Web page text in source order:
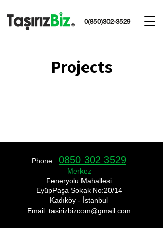
0(850)302-3529
Projects
Phone: 0850 302 3529
Merkez
​Feneryolu Mahallesi
EyüpPaşa Sokak No:20/14
Kadıköy - İstanbul
Email: tasirizbizcom@gmail.com